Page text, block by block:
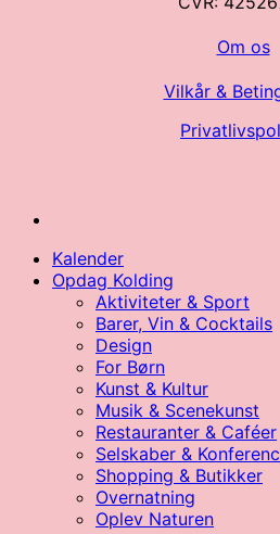
Om os
Vilkår &
Kalender
Opdag Kolding
Aktiviteter & Sport
Barer, Vin & Cocktails
Design
For Børn
Kunst & Kultur
Musik & Scenekunst
Restauranter & Caféer
Selskaber &
Shopping & Butikker
Overnatning
Oplev Naturen